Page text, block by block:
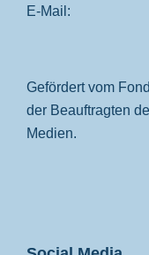
E-Mail:
Gefördert vom
der Beauftragten
Medien.